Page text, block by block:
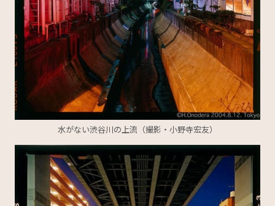
水がない渋谷川の上流（撮影・小野寺宏友）